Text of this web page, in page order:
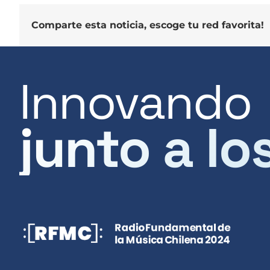
Comparte esta noticia, escoge tu red favorita!
Innovando
junto a